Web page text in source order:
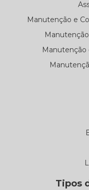
Manutenção e
Manutenção
Tipos